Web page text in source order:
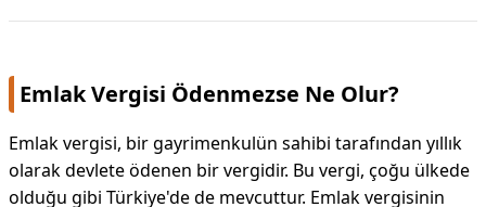
Emlak Vergisi Ödenmezse Ne Olur?
Emlak vergisi, bir gayrimenkulün sahibi tarafından yıllık
olarak devlete ödenen bir vergidir. Bu vergi, çoğu ülkede
olduğu gibi Türkiye'de de mevcuttur. Emlak vergisinin